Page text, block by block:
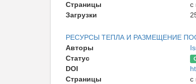
Страницы
с
Загрузки
РЕСУРСЫ ТЕПЛА И РАЗМЕЩЕНИЕ
Авторы
Статус
DOI
Страницы
с